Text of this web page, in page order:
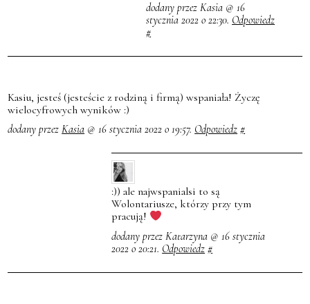
dodany przez Kasia @ 16
stycznia 2022 o 22:30. Odpowiedz
#
Kasiu, jesteś (jesteście z rodziną i firmą) wspaniała! Życzę
wielocyfrowych wyników :)
dodany przezKasia @ 16 stycznia 2022 o 19:57. Odpowiedz #
:)) ale najwspanialsi to są
Wolontariusze, którzy przy tym
pracują!
dodany przez Katarzyna @ 16 stycznia
2022 o 20:21. Odpowiedz #